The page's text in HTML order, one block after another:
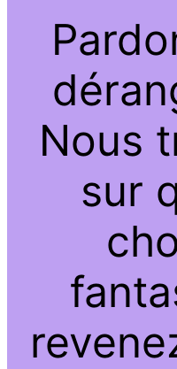
Nous
sur